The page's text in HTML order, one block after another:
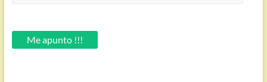
email.Me apunto !!!